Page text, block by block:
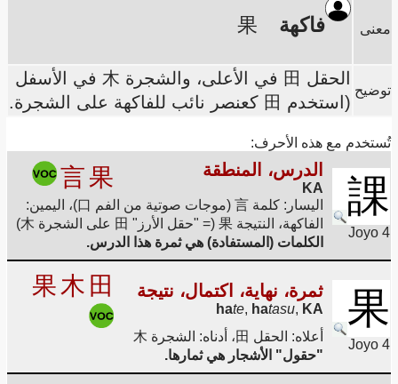
معنى فاكهة
توضيح
الحقل 田 في الأعلى، والشجرة 木 في الأسفل
(استخدم 田 كعنصر نائب للفاكهة على الشجرة.
تُستخدم مع هذه الأحرف:
課
Joyo 4
الدرس، المنطقة
KA
言果
اليسار: كلمة 言 (موجات صوتية من الفم 口)، اليمين:
الفاكهة، النتيجة 果 (= "حقل الأرز" 田 على الشجرة 木)
الكلمات (المستفادة) هي ثمرة هذا الدرس.
果
Joyo 4
ثمرة، نهاية، اكتمال، نتيجة
hate, hatasu, KA
果木 田
أعلاه: الحقل 田، أدناه: الشجرة 木
"حقول" الأشجار هي ثمارها.